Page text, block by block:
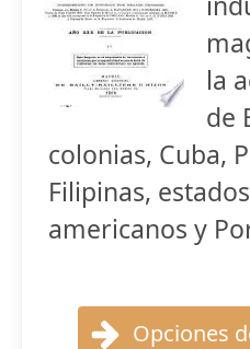
la
de
colonias, Cuba,
Filipinas,
americanos y
Opciones